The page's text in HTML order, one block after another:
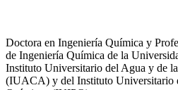
Doctora en Ingeniería Química y
de Ingeniería Química de la
Instituto Universitario del Agua y de
(IUACA) y del Instituto Universitario